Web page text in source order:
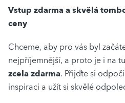
Vstup zdarma a skvělá
ceny
Chceme, aby pro vás byl
nejpříjemnější, a proto je i na
zcela zdarma. Přijďte si
inspiraci a užít si skvělé